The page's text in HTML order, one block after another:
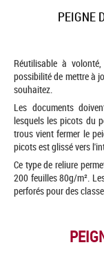
PEIGNE
Réutilisable à
possibilité de mettre à
souhaitez.
Les documents
lesquels les picots du
trous vient fermer le
picots est glissé vers
Ce type de reliure
200 feuilles 80g/m².
perforés pour des